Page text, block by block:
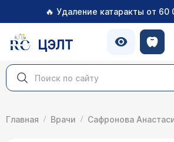
🔥 Удаление катаракты от 60
ЦЭЛТ
Главная Врачи Сафронова